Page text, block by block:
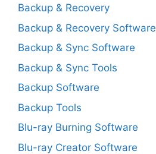
Backup & Recovery
Backup & Recovery Software
Backup & Sync Software
Backup & Sync Tools
Backup Software
Backup Tools
Blu-ray Burning Software
Blu-ray Creator Software